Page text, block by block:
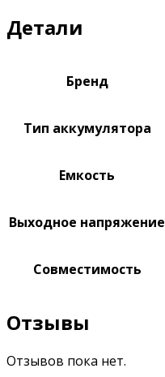
Детали
Бренд
Тип аккумулятора
Емкость
Выходное напряжение
Совместимость
Отзывы
Отзывов пока нет.